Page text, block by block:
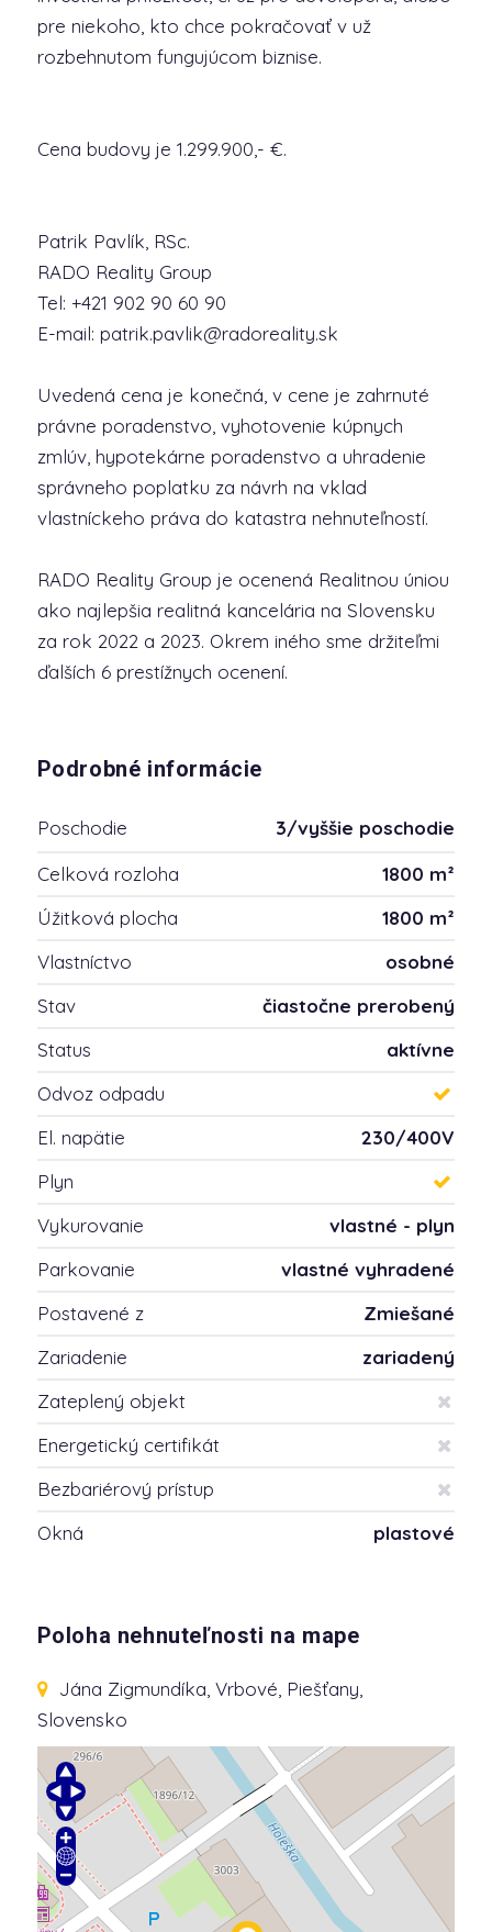
pre niekoho, kto chce pokračovať v už
rozbehnutom fungujúcom biznise.
Cena budovy je 1.299.900,- €.
Patrik Pavlík, RSc.
RADO Reality Group
Tel: +421 902 90 60 90
E-mail: patrik.pavlik@radoreality.sk
Uvedená cena je konečná, v cene je zahrnuté
právne poradenstvo, vyhotovenie kúpnych
zmlúv, hypotekárne poradenstvo a uhradenie
správneho poplatku za návrh na vklad
vlastníckeho práva do katastra nehnuteľností.
RADO Reality Group je ocenená Realitnou úniou
ako najlepšia realitná kancelária na Slovensku
za rok 2022 a 2023. Okrem iného sme držiteľmi
ďalších 6 prestížnych ocenení.
Podrobné informácie
Poschodie
3/vyššie poschodie
Celková rozloha
1800 m²
Úžitková plocha
1800 m²
Vlastníctvo
osobné
Stav
čiastočne prerobený
Status
aktívne
Odvoz odpadu
El. napätie
230/400V
Plyn
Vykurovanie
vlastné - plyn
Parkovanie
vlastné vyhradené
Postavené z
Zmiešané
Zariadenie
zariadený
Zateplený objekt
Energetický certifikát
Bezbariérový prístup
Okná
plastové
Poloha nehnuteľnosti na mape
Jána Zigmundíka , Vrbové, Piešťany,
Slovensko